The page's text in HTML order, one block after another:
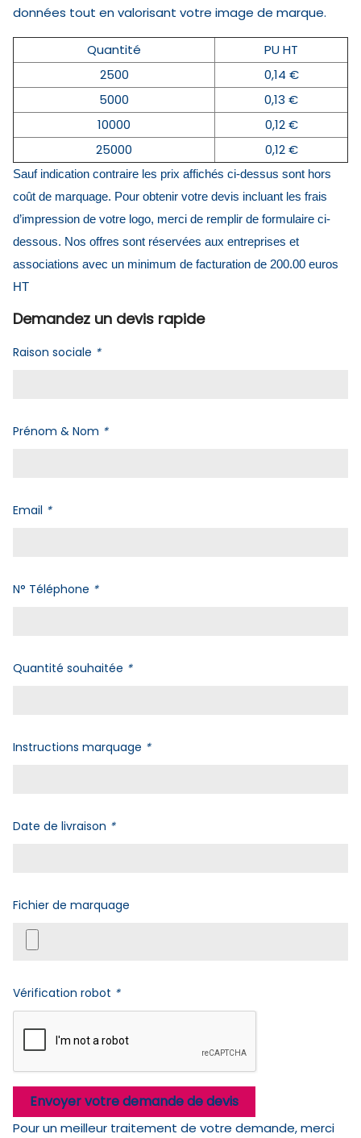
données tout en valorisant votre image de marque.
Quantité
PU HT
2500
0,14 €
5000
0,13 €
10000
0,12 €
25000
0,12 €
Sauf indication contraire les prix affichés ci-dessus sont hors
coût de marquage. Pour obtenir votre devis incluant les frais
d’impression de votre logo, merci de remplir de formulaire ci-
dessous. Nos offres sont réservées aux entreprises et
associations avec un minimum de facturation de 200.00 euros
HT
Demandez un devis rapide
Raison sociale *
Prénom & Nom *
Email *
N° Téléphone *
Quantité souhaitée *
Instructions marquage *
Date de livraison *
Fichier de marquage
Vérification robot *
Envoyer votre demande de devis
Pour un meilleur traitement de votre demande, merci